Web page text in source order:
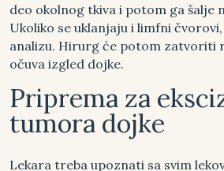
deo okolnog tkiva i potom ga šalje
Ukoliko se uklanjaju i limfni
analizu. Hirurg će potom zatvoriti
očuva izgled dojke.
Priprema za
tumora dojke
Lekara treba upoznati sa svim